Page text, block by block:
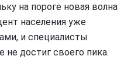
на пороге новая волна
населения уже
и специалисты
достиг своего пика.